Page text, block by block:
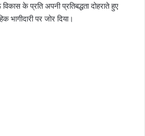
के प्रति अपनी प्रतिबद्धता दोहराते हुए
भागीदारी पर जोर दिया।